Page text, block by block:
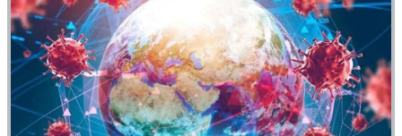
کرد / درباره مشکلات کشور و تعامل
اقتصادی با طرفهای خارجی گفتگو شد